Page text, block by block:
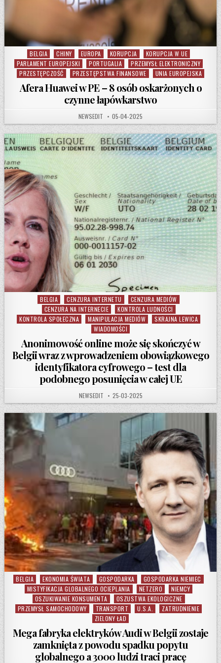
Posted in
BELGIA CHINY EUROPA KORUPCJA
KORUPCJA W UE
PARLAMENT EUROPEJSKI
PORTUGALIA
PRZEMYSŁ ELEKTRONICZNY
PRZESTĘPCZOŚĆ
PRZESTĘPSTWA FINANSOWE UNIA EUROPEJSKA
Afera Huawei w PE – 8 osób oskarżonych o
czynne łapówkarstwo
AUTHOR:
NEWSEDIT PUBLISHED DATE:
05-04-2025
Posted in
BELGIA CENZURA INTERNETU
CENZURA MEDIÓW
CENZURA NA INTERNECIE
KONTROLA LUDNOŚCI
KONTROLA SPOŁECZNA
MANIPULACJA MEDIÓW
SKRAJNA LEWICA
WIADOMOŚCI
Anonimowość online może się skończyć w
Belgii wraz z wprowadzeniem obowiązkowego
identyfikatora cyfrowego – test dla
podobnego posunięcia w całej UE
AUTHOR:
NEWSEDIT PUBLISHED DATE:
25-03-2025
Posted in
BELGIA EKONOMIA ŚWIATA GOSPODARKA
GOSPODARKA NIEMIEC
MISTYFIKACJA GLOBALNEGO OCIEPLANIA
NETZERO
NIEMCY
OSZUKIWANIE KONSUMENTA
OSZUSTWA EKOLOGICZNE
PRZEMYSŁ SAMOCHODOWY
TRANSPORT U.S.A.
ZATRUDNIENIE
ZIELONY ŁAD
Mega fabryka elektryków Audi w Belgii zostaje
zamknięta z powodu spadku popytu
globalnego a 3000 ludzi traci pracę